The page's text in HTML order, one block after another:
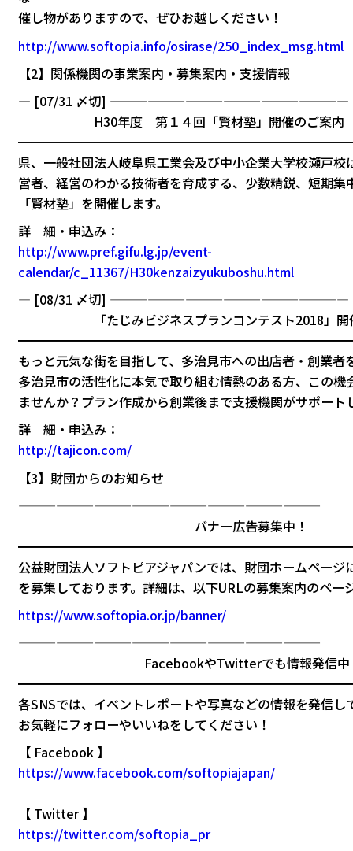
催し物がありますので、ぜひお越しください！
http://www.softopia.info/osirase/250_index_msg.html
【2】関係機関の事業案内・募集案内・支援情報
— [07/31 〆切] ———————————————————
H30年度 第１４回「賢材塾」開催のご案内
県、一般社団法人岐阜県工業会及び中小企業大学校瀬戸校
営者、経営のわかる技術者を育成する、少数精鋭、短期集
「賢材塾」を開催します。
詳 細・申込み：
http://www.pref.gifu.lg.jp/event-
calendar/c_11367/H30kenzaizyukuboshu.html
— [08/31 〆切] ———————————————————
「たじみビジネスプランコンテスト2018」開
もっと元気な街を目指して、多治見市への出店者・創業者
多治見市の活性化に本気で取り組む情熱のある方、この機
ませんか？プラン作成から創業後まで支援機関がサポート
詳 細・申込み：
http://tajicon.com/
【3】財団からのお知らせ
————————————————————————
バナー広告募集中！
公益財団法人ソフトピアジャパンでは、財団ホームページ
を募集しております。詳細は、以下URLの募集案内のペー
https://www.softopia.or.jp/banner/
————————————————————————
FacebookやTwitterでも情報発信中
各SNSでは、イベントレポートや写真などの情報を発信し
お気軽にフォローやいいねをしてください！
【 Facebook 】
https://www.facebook.com/softopiajapan/
【 Twitter 】
https://twitter.com/softopia_pr